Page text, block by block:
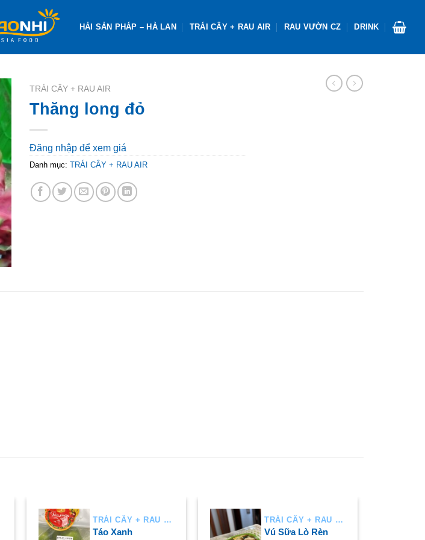
HẢI SẢN PHÁP – HÀ LAN TRÁI CÂY + RAU AIR RAU VƯỜN CZ DRINK
TRÁI CÂY + RAU AIR
Thăng long đỏ
Đăng nhập để xem giá
Danh mục: TRÁI CÂY + RAU AIR
TRÁI CÂY + RAU AIR
Táo Xanh
TRÁI CÂY + RAU AIR
Vú Sữa Lò Rèn